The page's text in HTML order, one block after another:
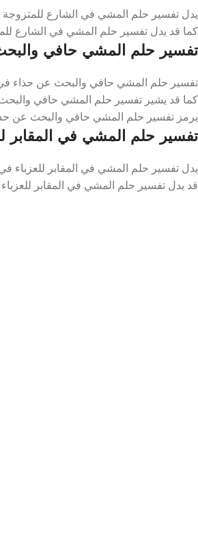
يدل تفسير حلم المشي في الشارع للمتزوجة
كما قد يدل تفسير حلم المشي في الشارع
تفسير حلم المشي حافي
تفسير حلم المشي حافي والبحث عن حذاء في
كما قد يشير تفسير حلم المشي حافي
يرمز تفسير حلم المشي حافي والبحث عن
تفسير حلم المشي في المقابر
يدل تفسير حلم المشي في المقابر للعزباء
قد يدل تفسير حلم المشي في المقابر للعزباء